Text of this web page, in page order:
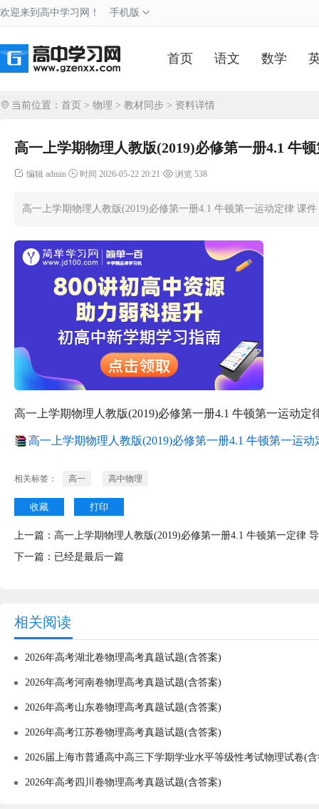
欢迎来到高中学习网！ 手机版
首页 语文 数学
当前位置： 首页 > 物理 > 教材同步 > 资料详情
高一上学期物理人教版(2019)必修第一册4.1 牛
编辑 admin 时间 2026-05-22 20:21 浏览 538
高一上学期物理人教版(2019)必修第一册4.1 牛顿第一运动定律 课件
高一上学期物理人教版(2019)必修第一册4.1 牛顿第一运动定
高一上学期物理人教版(2019)必修第一册4.1 牛顿第一运动
相关标签： 高一 高中物理
收藏 打印
上一篇： 高一上学期物理人教版(2019)必修第一册4.1 牛顿第一定律
下一篇：已经是最后一篇
相关阅读
2026年高考湖北卷物理高考真题试题(含答案)
2026年高考河南卷物理高考真题试题(含答案)
2026年高考山东卷物理高考真题试题(含答案)
2026年高考江苏卷物理高考真题试题(含答案)
2026届上海市普通高中高三下学期学业水平等级性考试物理试卷(
2026年高考四川卷物理高考真题试题(含答案)